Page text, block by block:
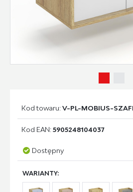
Kod towaru:V-PL-MOBIUS-
Kod EAN:5905248104037
Dostępny
WARIANTY: